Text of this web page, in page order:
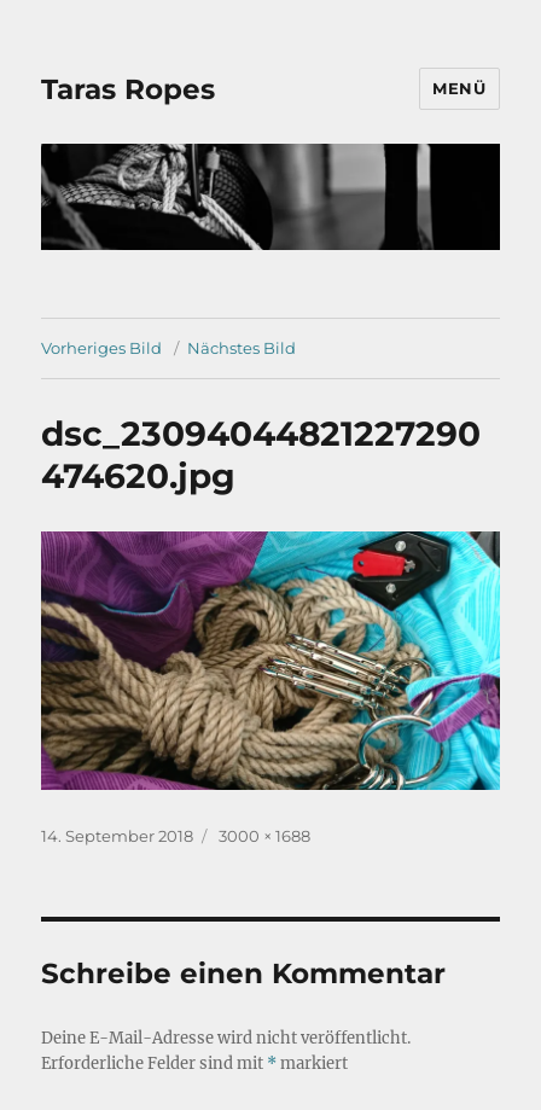
Taras Ropes MENÜ
Vorheriges Bild Nächstes Bild
dsc_23094044821227290
474620.jpg
Veröffentlicht
14. September 2018 Originalgröße
3000 × 1688
Schreibe einen Kommentar
Deine E-Mail-Adresse wird nicht veröffentlicht.
Erforderliche Felder sind mit *markiert